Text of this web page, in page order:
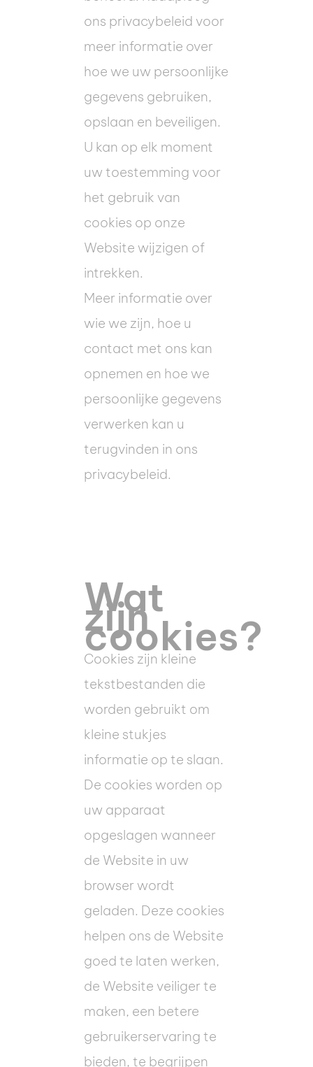
ons privacybeleid voor
meer informatie over
hoe we uw persoonlijke
gegevens gebruiken,
opslaan en beveiligen.
U kan op elk moment
uw toestemming voor
het gebruik van
cookies op onze
Website wijzigen of
intrekken.
Meer informatie over
wie we zijn, hoe u
contact met ons kan
opnemen en hoe we
persoonlijke gegevens
verwerken kan u
terugvinden in ons
privacybeleid.
Wat
zijn
cookies?
Cookies zijn kleine
tekstbestanden die
worden gebruikt om
kleine stukjes
informatie op te slaan.
De cookies worden op
uw apparaat
opgeslagen wanneer
de Website in uw
browser wordt
geladen. Deze cookies
helpen ons de Website
goed te laten werken,
de Website veiliger te
maken, een betere
gebruikerservaring te
bieden, te begrijpen